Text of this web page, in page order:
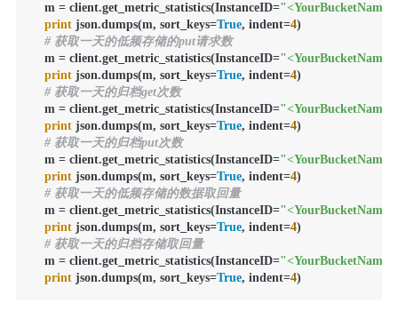
    m = client.get_metric_statistics(InstanceID=
print json.dumps(m, sort_keys=True, indent=4)
# 获取一天的低频存储的put请求数
    m = client.get_metric_statistics(InstanceID=
print json.dumps(m, sort_keys=True, indent=4)
# 获取一天的归档get次数
    m = client.get_metric_statistics(InstanceID=
print json.dumps(m, sort_keys=True, indent=4)
# 获取一天的归档put次数
    m = client.get_metric_statistics(InstanceID=
print json.dumps(m, sort_keys=True, indent=4)
# 获取一天的低频存储的数据取回量
    m = client.get_metric_statistics(InstanceID=
print json.dumps(m, sort_keys=True, indent=4)
# 获取一天的归档存储取回量
    m = client.get_metric_statistics(InstanceID=
print json.dumps(m, sort_keys=True, indent=4)